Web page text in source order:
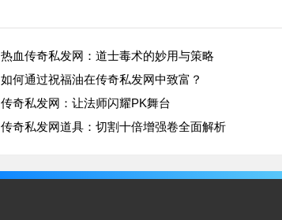
热血传奇私发网：道士毒术的妙用与策略
如何通过祝福油在传奇私发网中致富？
传奇私发网：让法师闪耀PK舞台
传奇私发网道具：切割十倍增强卷全面解析